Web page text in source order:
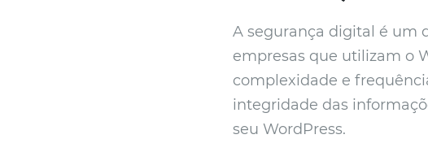
A segurança digital é um
empresas que utilizam o
complexidade e
integridade das
seu WordPress.